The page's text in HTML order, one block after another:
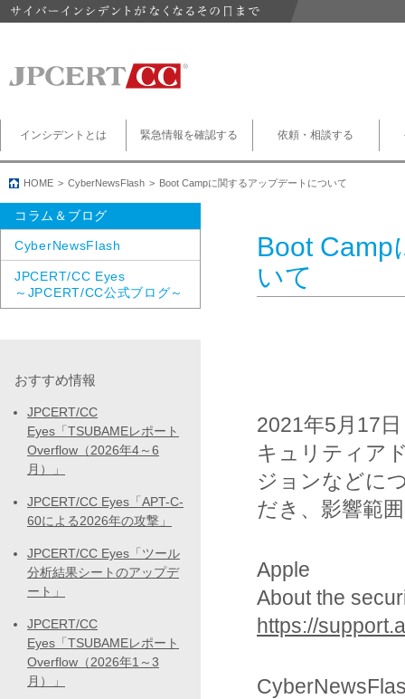
インシデントとは 緊急情報を確認する 依頼・相談する
HOME CyberNewsFlash Boot Campに関するアップデートについて
Boot
いて
2021年5月17
キュリティア
ジョンなどに
だき、影響範
Apple
About the
https://
コラム＆ブログ
CyberNewsFlash
JPCERT/CC Eyes
～JPCERT/CC公式ブログ～
おすすめ情報
JPCERT/CC
Eyes「TSUBAMEレポート
Overflow（2026年4～6
月）」
JPCERT/CC Eyes「APT-C-
60による2026年の攻撃」
JPCERT/CC Eyes「ツール
分析結果シートのアップデ
ート」
JPCERT/CC
Eyes「TSUBAMEレポート
Overflow（2026年1～3
月）」